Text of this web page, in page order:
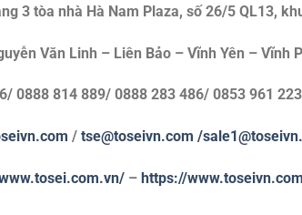
3 tòa nhà Hà Nam Plaza, số 26/5 QL13,
Văn Linh – Liên Bảo – Vĩnh Yên – Vĩnh
0888 814 889/ 0888 283 486/ 0853 961 223
/ tse@toseivn.com /
– https://